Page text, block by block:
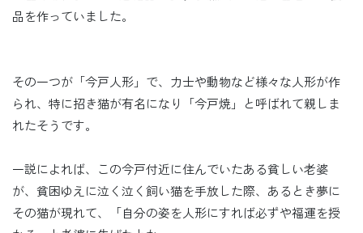
品を作っていました。
その一つが「今戸人形」で、力士や動物など様々な人形が作
られ、特に招き猫が有名になり「今戸焼」と呼ばれて親しま
れたそうです。
一説によれば、この今戸付近に住んでいたある貧しい老婆
が、貧困ゆえに泣く泣く飼い猫を手放した際、あるとき夢に
その猫が現れて、「自分の姿を人形にすれば必ずや福運を授